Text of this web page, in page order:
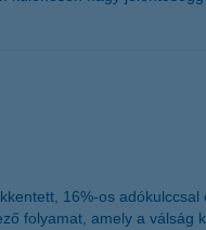
16%-os
folyamat, amely a válság